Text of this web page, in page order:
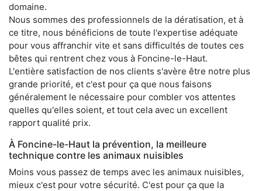
domaine.
Nous sommes des professionnels de la dératisation, et à
ce titre, nous bénéficions de toute l'expertise adéquate
pour vous affranchir vite et sans difficultés de toutes ces
bêtes qui rentrent chez vous à Foncine-le-Haut.
L'entière satisfaction de nos clients s'avère être notre plus
grande priorité, et c'est pour ça que nous faisons
généralement le nécessaire pour combler vos attentes
quelles qu'elles soient, et tout cela avec un excellent
rapport qualité prix.
À Foncine-le-Haut la prévention, la meilleure
technique contre les animaux nuisibles
Moins vous passez de temps avec les animaux nuisibles,
mieux c'est pour votre sécurité. C'est pour ça que la